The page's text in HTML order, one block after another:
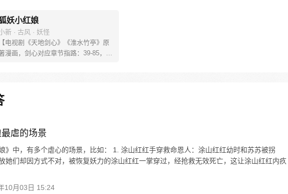
妖小红娘
新 · 古风 · 妖怪
【电视剧《天地剑心》《淮水竹亭》原
漫画，剑心对应章节指路：39-85，淮
。）
虐的场景
》中，有多个虐心的场景，比如： 1. 涂山红红手穿救命恩人：涂山红红幼时和苏苏被拐
她们却因方式不对，被恢复妖力的涂山红红一掌穿过，经抢救无效死亡，这让涂山红红内疚
10月03日 15:24